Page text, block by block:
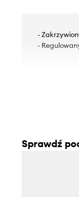
-
-
Sprawdź